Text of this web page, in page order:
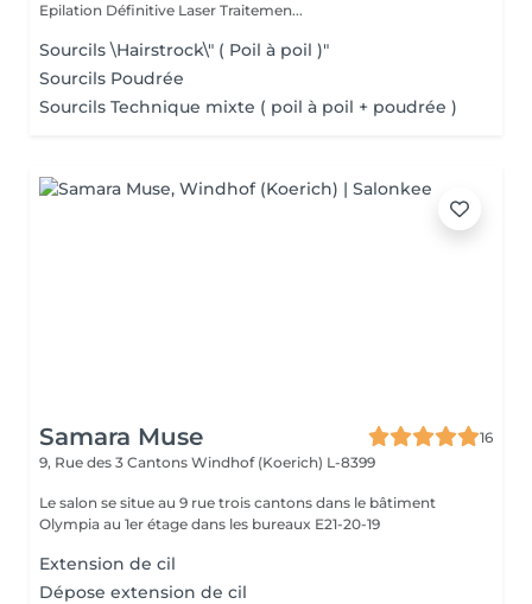
Epilation Définitive Laser Traitemen...
Sourcils \Hairstrock\" ( Poil à poil )"
Sourcils Poudrée
Sourcils Technique mixte ( poil à poil + poudrée )
Samara Muse
16
9, Rue des 3 Cantons Windhof (Koerich) L-8399
Le salon se situe au 9 rue trois cantons dans le bâtiment
Olympia au 1er étage dans les bureaux E21-20-19
Extension de cil
Dépose extension de cil